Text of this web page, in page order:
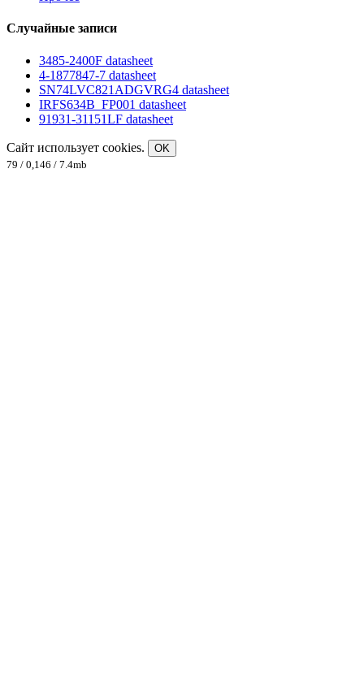
Случайные записи
3485-2400F datasheet
4-1877847-7 datasheet
SN74LVC821ADGVRG4 datasheet
IRFS634B_FP001 datasheet
91931-31151LF datasheet
Сайт использует cookies.
OK
79 / 0,146 / 7.4mb